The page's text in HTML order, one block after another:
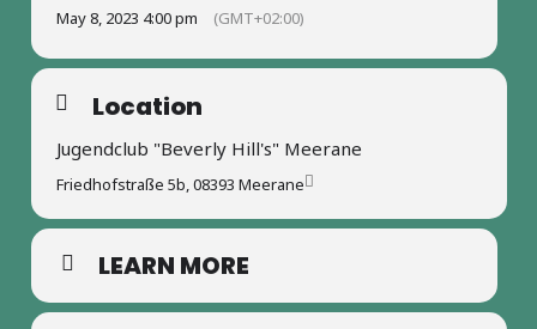
May 8, 2023 4:00 pm (GMT+02:00)
Location
Jugendclub "Beverly Hill's" Meerane
Friedhofstraße 5b, 08393 Meerane
LEARN MORE